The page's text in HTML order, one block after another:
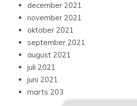
december 2021
november 2021
oktober 2021
september 2021
august 2021
juli 2021
juni 2021
marts 203